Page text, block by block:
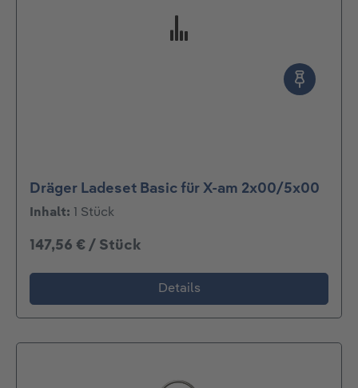
Dräger Ladeset Basic für X-am 2x00/5x00
Inhalt: 1 Stück
147,56 € / Stück
Details